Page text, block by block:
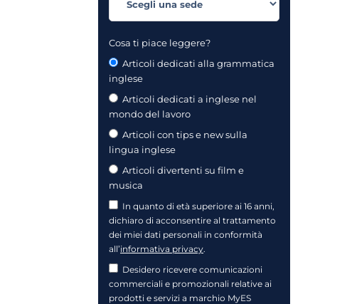
Cosa ti piace leggere?
Articoli dedicati alla grammatica
inglese
Articoli dedicati a inglese nel
mondo del lavoro
Articoli con tips e new sulla
lingua inglese
Articoli divertenti su film e
musica
In quanto di età superiore ai 16 anni,
dichiaro di acconsentire al trattamento
dei miei dati personali in conformità
all’informativa privacy.
Desidero ricevere comunicazioni
commerciali e promozionali relative ai
prodotti e servizi a marchio MyES